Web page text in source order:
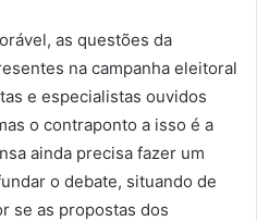
as questões da
na campanha eleitoral
e especialistas ouvidos
o contraponto a isso é a
ainda precisa fazer um
o debate, situando de
se as propostas dos